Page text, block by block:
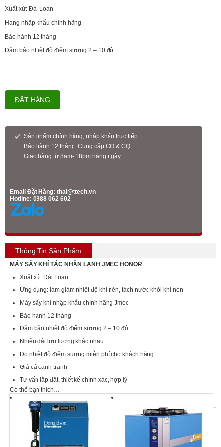
Xuất xứ: Đài Loan
Hàng nhập khẩu chính hãng
Bảo hành 12 tháng
Đảm bảo nhiệt độ điểm sương 2 – 10 độ
ĐẶT HÀNG
Sản phẩm chính hãng, nhập khẩu trực tiếp
Bảo hành 12 tháng. Cung cấp CO & CQ.
Giao hàng từ 8am- 18pm hàng ngày.
Email Đặt Hàng: thai@ttech.vn
Hotline: 0988 062 602
Thông Tin Sản Phẩm
MÁY SẤY KHÍ TÁC NHÂN LẠNH JMEC HONOR
Xuất xứ: Đài Loan
Ứng dụng: làm giảm nhiệt độ khí nén, tách nước khỏi khí nén
Máy sấy khí nhập khẩu chính hãng Jmec
Bảo hành 12 tháng
Đảm bảo nhiệt độ điểm sương 2 – 10 độ
Nhiều dải lưu lượng khác nhau
Đo nhiệt độ điểm sương miễn phí cho khách hàng
Giá cả cạnh tranh
Tư vấn lắp đặt, thiết kế chính xác, hợp lý
Có thể bạn thích…